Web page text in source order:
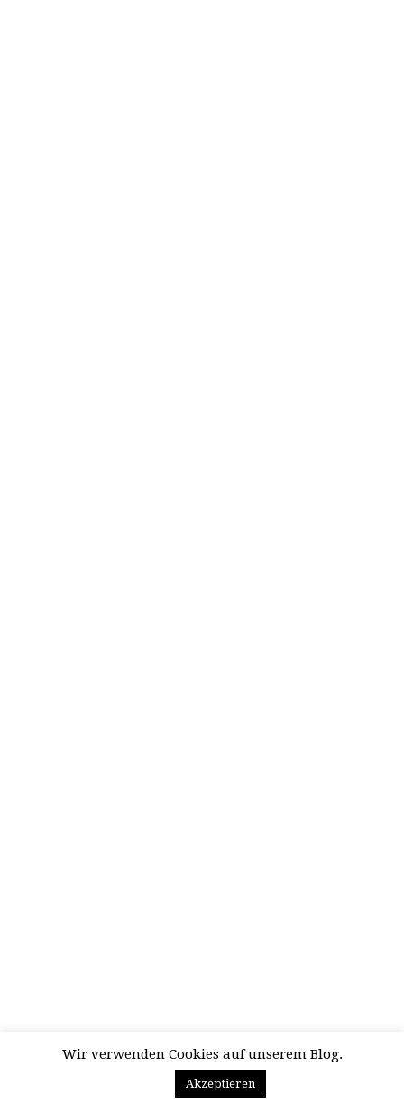
Wir verwenden Cookies auf unserem Blog.
Akzeptieren